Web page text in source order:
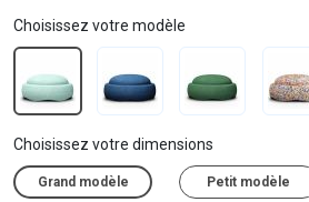
Choisissez votre modèle
Choisissez votre dimensions
Grand modèle Petit modèle